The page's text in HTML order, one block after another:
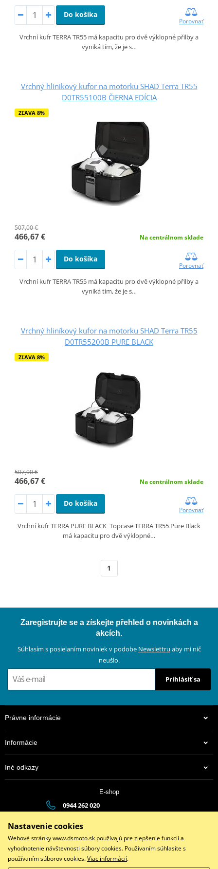
Do košíka
Porovnať
Vrchní kufr TERRA TR55 má kapacitu pro dvě výklopné přilby a
vyniká tím, že je s…
Vrchný hliníkový kufor na motorku SHAD Terra TR55
D0TR55100B ČIERNA EDÍCIA
ZĽAVA 8%
507,00 €
466,67 € Na centrálnom sklade
Do košíka
Porovnať
Vrchní kufr TERRA TR55 má kapacitu pro dvě výklopné přilby a
vyniká tím, že je s…
Vrchný hliníkový kufor na motorku SHAD Terra TR55
D0TR55200B PURE BLACK
ZĽAVA 8%
507,00 €
466,67 € Na centrálnom sklade
Do košíka
Porovnať
Vrchní kufr TERRA PURE BLACK Topcase TERRA TR55 Pure Black
má kapacitu pro dvě výklopné…
1
Zaregistrujte se a získejte přehled o novinkách a
akcích.
Súhlasím s posielaním noviniek v podobe Newslettru aby mi nič
neušlo.
Prihlásiť sa
Právne informácie
Informácie
Iné odkazy
E-shop
0944 262 020
Po-Pia (8:00 - 17:00) | So (9:00 - 12:00)
Facebook Instagram
Nastavenie cookies
Webové stránky www.dsmoto.sk používajú pre zlepšenie funkcií a
vyhodnotenie návštevnosti súbory cookies. Používaním súhlasíte s
používaním súborov cookies.Viac informácií.